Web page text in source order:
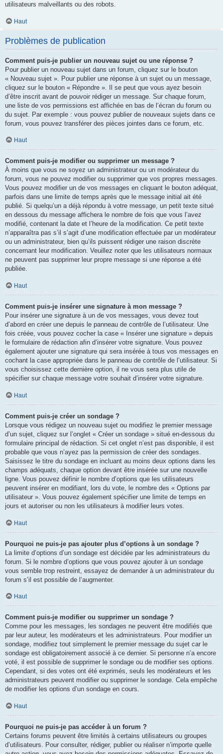
utilisateurs malveillants ou des robots.
Haut
Problèmes de publication
Comment puis-je publier un nouveau sujet ou une réponse ?
Pour publier un nouveau sujet dans un forum, cliquez sur le bouton
« Nouveau sujet ». Pour publier une réponse à un sujet ou un message,
cliquez sur le bouton « Répondre ». Il se peut que vous ayez besoin
d’être inscrit avant de pouvoir rédiger un message. Sur chaque forum,
une liste de vos permissions est affichée en bas de l’écran du forum ou
du sujet. Par exemple : vous pouvez publier de nouveaux sujets dans ce
forum, vous pouvez transférer des pièces jointes dans ce forum, etc.
Haut
Comment puis-je modifier ou supprimer un message ?
À moins que vous ne soyez un administrateur ou un modérateur du
forum, vous ne pouvez modifier ou supprimer que vos propres messages.
Vous pouvez modifier un de vos messages en cliquant le bouton adéquat,
parfois dans une limite de temps après que le message initial ait été
publié. Si quelqu’un a déjà répondu à votre message, un petit texte situé
en dessous du message affichera le nombre de fois que vous l’avez
modifié, contenant la date et l’heure de la modification. Ce petit texte
n’apparaîtra pas s’il s’agit d’une modification effectuée par un modérateur
ou un administrateur, bien qu’ils puissent rédiger une raison discrète
concernant leur modification. Veuillez noter que les utilisateurs normaux
ne peuvent pas supprimer leur propre message si une réponse a été
publiée.
Haut
Comment puis-je insérer une signature à mon message ?
Pour insérer une signature à un de vos messages, vous devez tout
d’abord en créer une depuis le panneau de contrôle de l’utilisateur. Une
fois créée, vous pouvez cocher la case « Insérer une signature » depuis
le formulaire de rédaction afin d’insérer votre signature. Vous pouvez
également ajouter une signature qui sera insérée à tous vos messages en
cochant la case appropriée dans le panneau de contrôle de l’utilisateur. Si
vous choisissez cette dernière option, il ne vous sera plus utile de
spécifier sur chaque message votre souhait d’insérer votre signature.
Haut
Comment puis-je créer un sondage ?
Lorsque vous rédigez un nouveau sujet ou modifiez le premier message
d’un sujet, cliquez sur l’onglet « Créer un sondage » situé en-dessous du
formulaire principal de rédaction. Si cet onglet n’est pas disponible, il est
probable que vous n’ayez pas la permission de créer des sondages.
Saisissez le titre du sondage en incluant au moins deux options dans les
champs adéquats, chaque option devant être insérée sur une nouvelle
ligne. Vous pouvez définir le nombre d’options que les utilisateurs
peuvent insérer en modifiant, lors du vote, le nombre des « Options par
utilisateur ». Vous pouvez également spécifier une limite de temps en
jours et autoriser ou non les utilisateurs à modifier leurs votes.
Haut
Pourquoi ne puis-je pas ajouter plus d’options à un sondage ?
La limite d’options d’un sondage est décidée par les administrateurs du
forum. Si le nombre d’options que vous pouvez ajouter à un sondage
vous semble trop restreint, essayez de demander à un administrateur du
forum s’il est possible de l’augmenter.
Haut
Comment puis-je modifier ou supprimer un sondage ?
Comme pour les messages, les sondages ne peuvent être modifiés que
par leur auteur, les modérateurs et les administrateurs. Pour modifier un
sondage, modifiez tout simplement le premier message du sujet car le
sondage est obligatoirement associé à ce dernier. Si personne n’a encore
voté, il est possible de supprimer le sondage ou de modifier ses options.
Cependant, si des votes ont été exprimés, seuls les modérateurs et les
administrateurs peuvent modifier ou supprimer le sondage. Cela empêche
de modifier les options d’un sondage en cours.
Haut
Pourquoi ne puis-je pas accéder à un forum ?
Certains forums peuvent être limités à certains utilisateurs ou groupes
d’utilisateurs. Pour consulter, rédiger, publier ou réaliser n’importe quelle